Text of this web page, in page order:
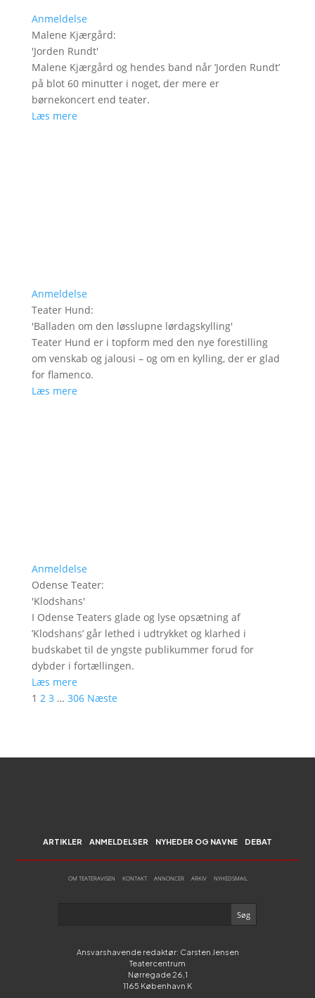
Anmeldelse
Malene Kjærgård:
'Jorden Rundt'
Malene Kjærgård og hendes band når ’Jorden Rundt’
på blot 60 minutter i noget, der mere er
børnekoncert end teater.
Læs mere
Anmeldelse
Teater Hund:
'Balladen om den løsslupne lørdagskylling'
Teater Hund er i topform med den nye forestilling
om venskab og jalousi – og om en kylling, der er glad
for flamenco.
Læs mere
Anmeldelse
Odense Teater:
'Klodshans'
I Odense Teaters glade og lyse opsætning af
’Klodshans’ går lethed i udtrykket og klarhed i
budskabet til de yngste publikummer forud for
dybder i fortællingen.
Læs mere
1 2 3 … 306 Næste
ARTIKLER ANMELDELSER NYHEDER OG NAVNE DEBAT
OM TEATERAVISEN KONTAKT ANNONCER ARKIV NYHEDSMAIL
Ansvarshavende redaktør: Carsten Jensen
Teatercentrum
Nørregade 26,1
1165 København K